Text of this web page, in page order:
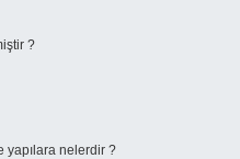
?
yapılara nelerdir ?